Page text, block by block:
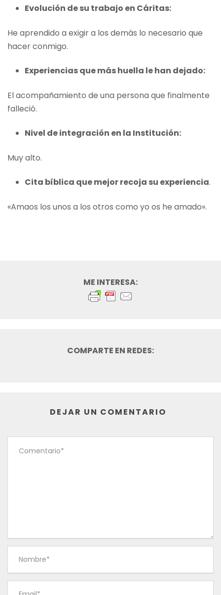
Evolución de su trabajo en Cáritas:
He aprendido a exigir a los demás lo necesario que
hacer conmigo.
Experiencias que más huella le han dejado:
El acompañamiento de una persona que finalmente
falleció.
Nivel de integración en la Institución:
Muy alto.
Cita bíblica que mejor recoja su experiencia.
«Amaos los unos a los otros como yo os he amado».
DEJAR UN COMENTARIO